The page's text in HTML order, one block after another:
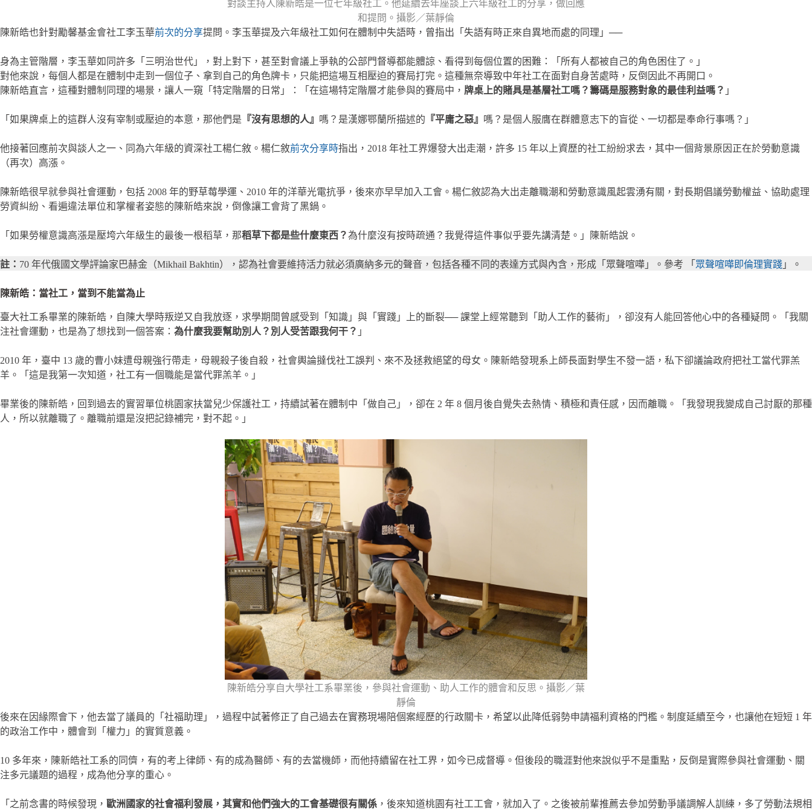
對談主持人陳新皓是一位七年級社工。他延續去年座談上六年級社工的分享，做回應
和提問。攝影／葉靜倫
陳新皓也針對勵馨基金會社工李玉華前次的分享提問。李玉華提及六年級社工如何在體制中失語時，曾指出「失語有時正來自異地而處的同理」──
身為主管階層，李玉華如同許多「三明治世代」，對上對下，甚至對會議上爭執的公部門督導都能體諒、看得到每個位置的困難：「所有人都被自己的角色困住了。」
對他來說，每個人都是在體制中走到一個位子、拿到自己的角色牌卡，只能把這場互相壓迫的賽局打完。這種無奈導致中年社工在面對自身苦處時，反倒因此不再開口。
陳新皓直言，這種對體制同理的場景，讓人一窺「特定階層的日常」：「在這場特定階層才能參與的賽局中， 牌桌上的賭具是基層社工嗎？籌碼是服務對象的最佳利益嗎？ 」
「如果牌桌上的這群人沒有宰制或壓迫的本意，那他們是 『沒有思想的人』 嗎？是漢娜鄂蘭所描述的 『平庸之惡』 嗎？是個人服膺在群體意志下的盲從、一切都是奉命行事嗎？」
他接著回應前次與談人之一、同為六年級的資深社工楊仁敘。楊仁敘前次分享時指出，2018 年社工界爆發大出走潮，許多 15 年以上資歷的社工紛紛求去，其中一個背景原因正在於勞動意識
（再次）高漲。
陳新皓很早就參與社會運動，包括 2008 年的野草莓學運、2010 年的洋華光電抗爭，後來亦早早加入工會。楊仁敘認為大出走離職潮和勞動意識風起雲湧有關，對長期倡議勞動權益、協助處理
勞資糾紛、看遍違法單位和掌權者姿態的陳新皓來說，倒像讓工會背了黑鍋。
「如果勞權意識高漲是壓垮六年級生的最後一根稻草，那稻草下都是些什麼東西？為什麼沒有按時疏通？我覺得這件事似乎要先講清楚。」陳新皓說。
註： 70 年代俄國文學評論家巴赫金（Mikhail Bakhtin），認為社會要維持活力就必須廣納多元的聲音，包括各種不同的表達方式與內含，形成「眾聲喧嘩」。參考 「 眾聲喧嘩即倫理實踐 」。
陳新皓：當社工，當到不能當為止
臺大社工系畢業的陳新皓，自陳大學時叛逆又自我放逐，求學期間曾感受到「知識」與「實踐」上的斷裂── 課堂上經常聽到「助人工作的藝術」，卻沒有人能回答他心中的各種疑問。「我關
注社會運動，也是為了想找到一個答案： 為什麼我要幫助別人？別人受苦跟我何干？ 」
2010 年，臺中 13 歲的曹小妹遭母親強行帶走，母親殺子後自殺，社會輿論撻伐社工誤判、來不及拯救絕望的母女。陳新皓發現系上師長面對學生不發一語，私下卻議論政府把社工當代罪羔
羊。「這是我第一次知道，社工有一個職能是當代罪羔羊。」
畢業後的陳新皓，回到過去的實習單位桃園家扶當兒少保護社工，持續試著在體制中「做自己」，卻在 2 年 8 個月後自覺失去熱情、積極和責任感，因而離職。「我發現我變成自己討厭的那種
人，所以就離職了。離職前還是沒把記錄補完，對不起。」
陳新皓分享自大學社工系畢業後，參與社會運動、助人工作的體會和反思。攝影／葉
靜倫
後來在因緣際會下，他去當了議員的「社福助理」，過程中試著修正了自己過去在實務現場陪個案經歷的行政關卡，希望以此降低弱勢申請福利資格的門檻。制度延續至今，也讓他在短短 1 年
的政治工作中，體會到「權力」的實質意義。
10 多年來，陳新皓社工系的同儕，有的考上律師、有的成為醫師、有的去當機師，而他持續留在社工界，如今已成督導。但後段的職涯對他來說似乎不是重點，反倒是實際參與社會運動、關
注多元議題的過程，成為他分享的重心。
「之前念書的時候發現， 歐洲國家的社會福利發展，其實和他們強大的工會基礎很有關係 ，後來知道桃園有社工工會，就加入了。之後被前輩推薦去參加勞動爭議調解人訓練，多了勞動法規相